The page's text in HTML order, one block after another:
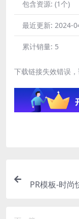
包含资源: (1个)
最近更新: 2024-
累计销量: 5
下载链接失效错误
PR模板-时尚